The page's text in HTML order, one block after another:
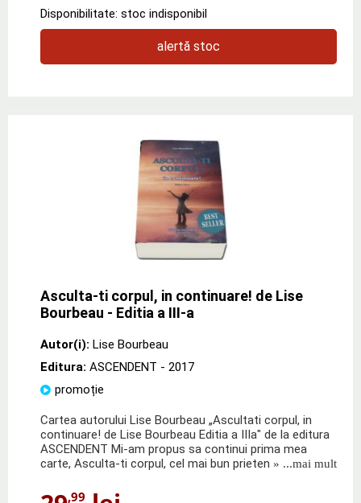
Disponibilitate: stoc indisponibil
alertă stoc
Asculta-ti corpul, in continuare! de Lise
Bourbeau - Editia a III-a
Autor(i): Lise Bourbeau
Editura: ASCENDENT - 2017
promoție
Cartea autorului Lise Bourbeau „Ascultati corpul, in
continuare! de Lise Bourbeau Editia a IIIa" de la editura
ASCENDENT Mi-am propus sa continui prima mea
carte, Asculta-ti corpul, cel mai bun prieten » ...mai mult
,99